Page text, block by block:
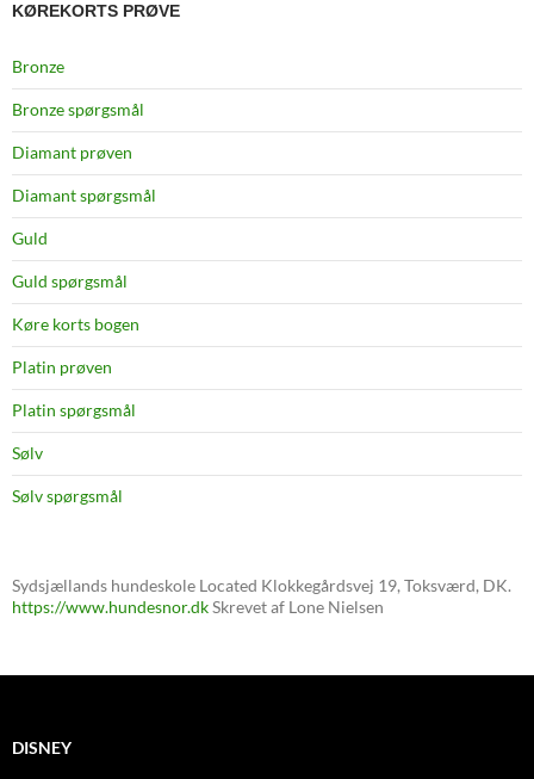
KØREKORTS PRØVE
Bronze
Bronze spørgsmål
Diamant prøven
Diamant spørgsmål
Guld
Guld spørgsmål
Køre korts bogen
Platin prøven
Platin spørgsmål
Sølv
Sølv spørgsmål
Sydsjællands hundeskole Located Klokkegårdsvej 19, Toksværd, DK.
https://www.hundesnor.dkSkrevet af Lone Nielsen
DISNEY